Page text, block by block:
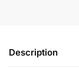
Description